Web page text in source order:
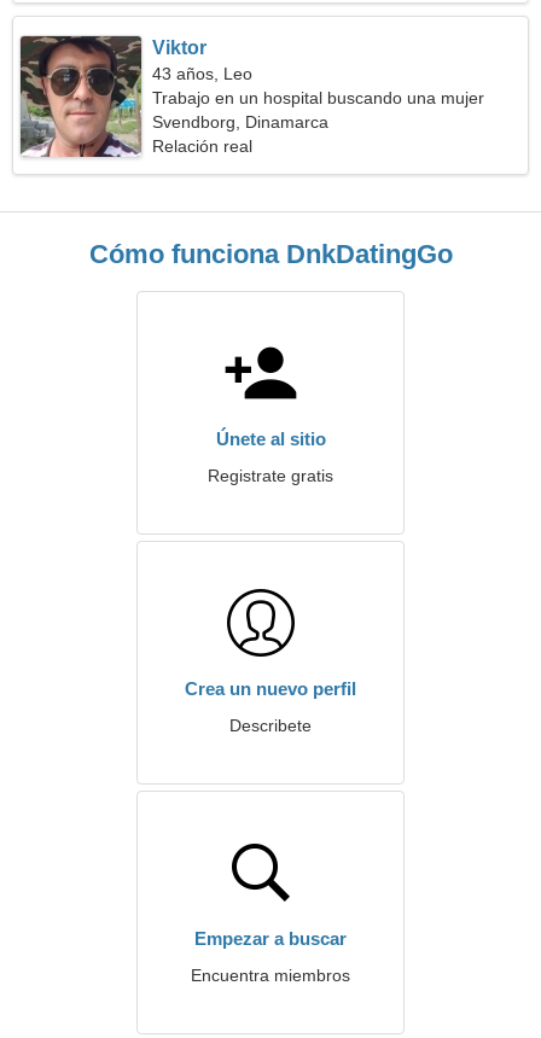
Viktor
43 años, Leo
Trabajo en un hospital buscando una mujer
espectacular
Svendborg, Dinamarca
Relación real
Cómo funciona DnkDatingGo
Únete al sitio
Registrate gratis
Crea un nuevo perfil
Describete
Empezar a buscar
Encuentra miembros